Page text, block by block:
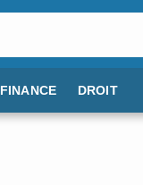
FINANCE DROIT